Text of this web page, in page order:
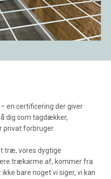
en certificering der giver
dig som tagdækker,
privat forbruger.
træ, vores dygtige
trækarme af, kommer fra
bare noget vi siger, vi kan